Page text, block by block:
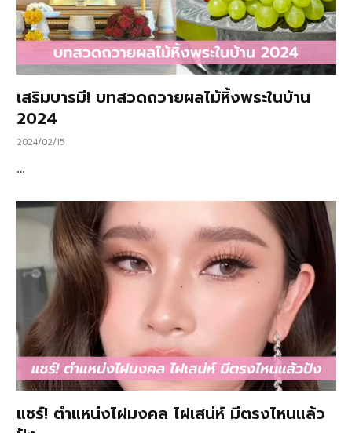
เสริมบารมี! บทสวดถวายผลไม้หิ้งพระในบ้าน
2024
2024/02/15
…
แชร์! ตำแหน่งไฝมงคล ไฝเสน่ห์ มีตรงไหนแล้ว